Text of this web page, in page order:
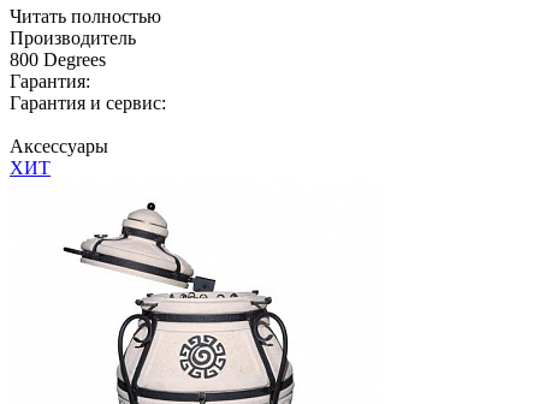
Читать полностью
Производитель
800 Degrees
Гарантия:
Гарантия и сервис:
Аксессуары
ХИТ